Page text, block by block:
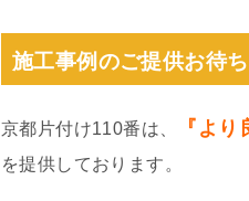
施工事例のご提供お待
京都片付け110番は、 『よ
を提供しております。